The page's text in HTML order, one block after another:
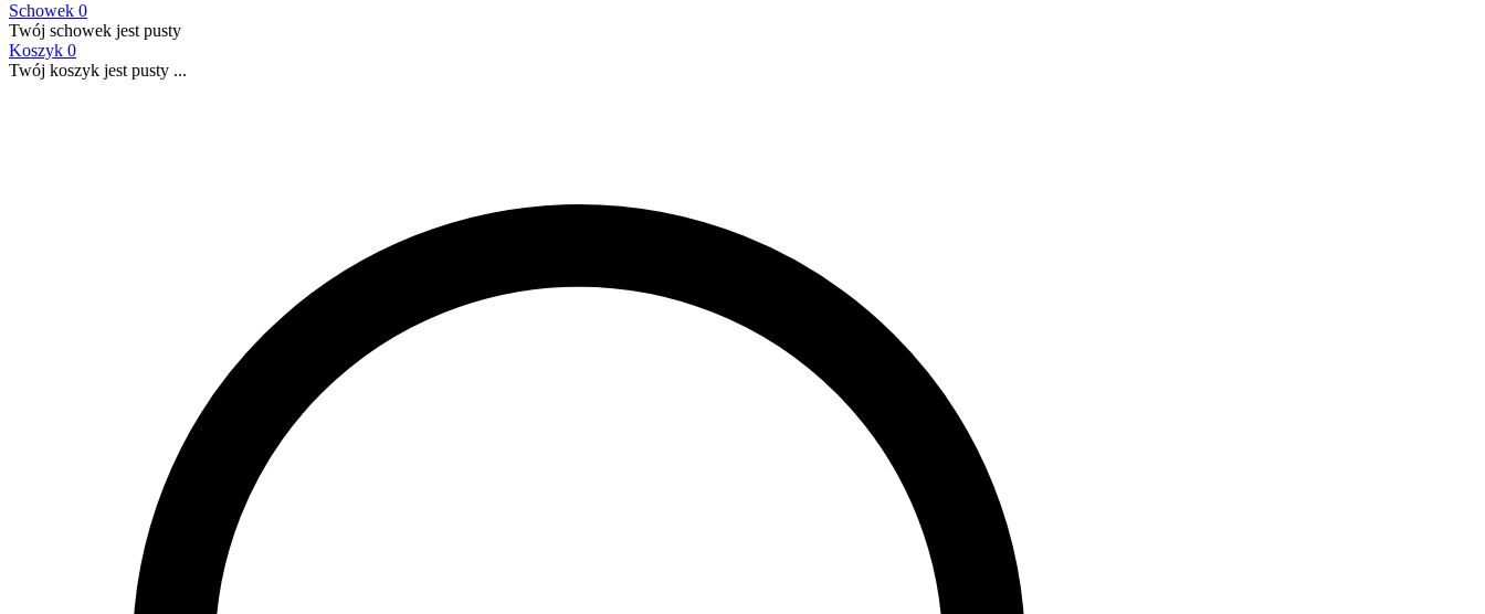
Schowek 0
Twój schowek jest pusty
Koszyk 0
Twój koszyk jest pusty ...